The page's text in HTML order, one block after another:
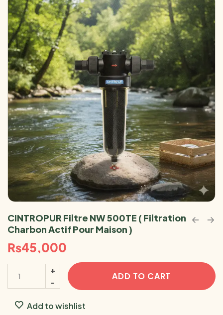
CINTROPUR Filtre NW 500TE ( Filtration
Charbon Actif Pour Maison )
₨45,000
ADD TO CART
Add to wishlist